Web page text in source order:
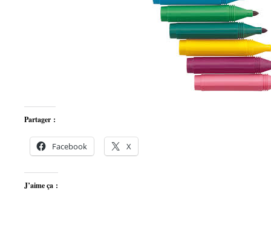
Partager :
Facebook X
J’aime ça :